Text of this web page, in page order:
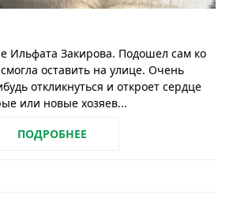
Ильфата Закирова. Подошел сам ко
оставить на улице. Очень
откликнуться и откроет сердце
или новые хозяев...
ПОДРОБНЕЕ